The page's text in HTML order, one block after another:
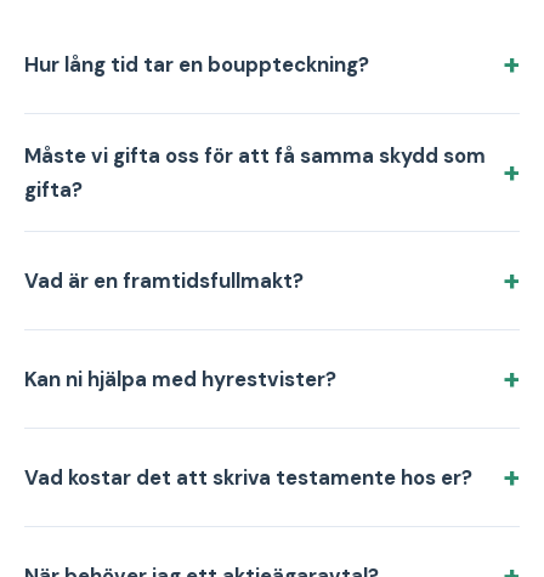
Hur lång tid tar en bouppteckning?
Måste vi gifta oss för att få samma skydd som
gifta?
Vad är en framtidsfullmakt?
Kan ni hjälpa med hyrestvister?
Vad kostar det att skriva testamente hos er?